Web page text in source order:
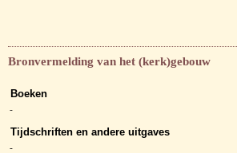
Bronvermelding van het (kerk)gebouw
Boeken
-
Tijdschriften en andere uitgaves
-